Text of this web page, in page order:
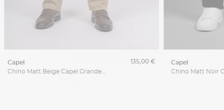
capel
Chino Matt Beige Capel Grande Taille
135,00 € capel